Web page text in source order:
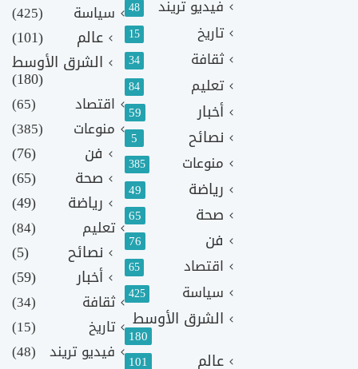
فيديو تريند 48
تاريخ 15
ثقافة 34
تعليم 84
أخبار 59
نصائح 5
منوعات 385
رياضة 49
صحة 65
فن 76
اقتصاد 65
سياسة 425
الشرق الأوسط
180
عالم 101
سياسة
(425)
عالم
(101)
الشرق الأوسط
(180)
اقتصاد
(65)
منوعات
(385)
فن
(76)
صحة
(65)
رياضة
(49)
تعليم (84)
نصائح
(5)
أخبار
(59)
ثقافة
(34)
تاريخ
(15)
فيديو تريند (48)